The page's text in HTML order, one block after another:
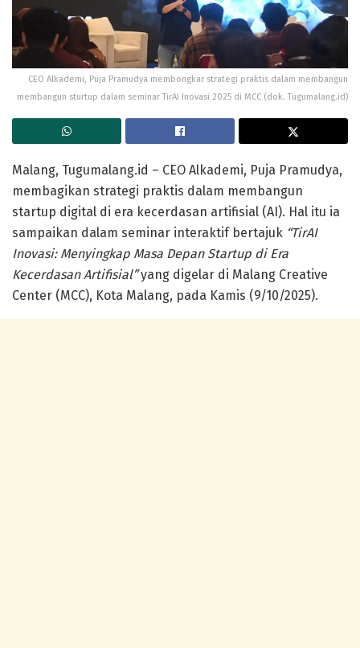
CEO Alkademi, Puja Pramudya membongkar strategi praktis dalam membangun
membangun sturtup dalam seminar TirAI Inovasi 2025 di MCC (dok. Tugumalang.id)
Malang, Tugumalang.id – CEO Alkademi, Puja Pramudya,
membagikan strategi praktis dalam membangun
startup digital di era kecerdasan artifisial (AI). Hal itu ia
sampaikan dalam seminar interaktif bertajuk “TirAI
Inovasi: Menyingkap Masa Depan Startup di Era
Kecerdasan Artifisial”yang digelar di Malang Creative
Center (MCC), Kota Malang, pada Kamis (9/10/2025).